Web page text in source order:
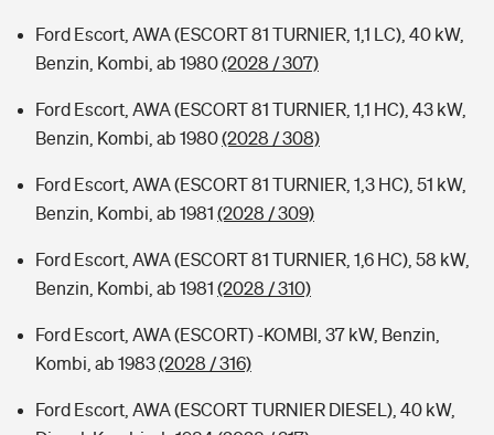
Ford Escort, AWA (ESCORT 81 TURNIER, 1,1 LC), 40 kW,
Benzin, Kombi, ab 1980(2028 / 307)
Ford Escort, AWA (ESCORT 81 TURNIER, 1,1 HC), 43 kW,
Benzin, Kombi, ab 1980(2028 / 308)
Ford Escort, AWA (ESCORT 81 TURNIER, 1,3 HC), 51 kW,
Benzin, Kombi, ab 1981 (2028 / 309)
Ford Escort, AWA (ESCORT 81 TURNIER, 1,6 HC), 58 kW,
Benzin, Kombi, ab 1981 (2028 / 310)
Ford Escort, AWA (ESCORT) -KOMBI, 37 kW, Benzin,
Kombi, ab 1983(2028 / 316)
Ford Escort, AWA (ESCORT TURNIER DIESEL), 40 kW,